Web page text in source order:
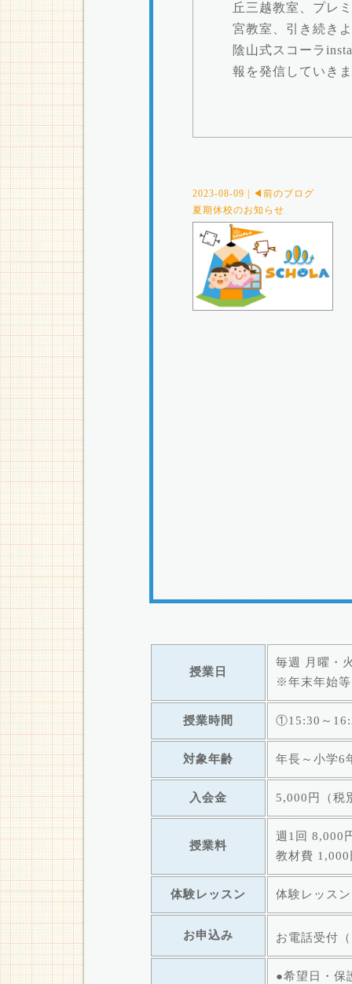
丘三越教室、プレ
宮教室、引き続き
陰山式スコーラ
報を発信していき
2023-08-09 | ◀前のブログ
夏期休校のお知らせ
授業日
毎週 月曜・
※年末年始等
授業時間 ①15:30～
対象年齢 年長～小学6
入会金 5,000円（税
授業料
週1回 8,000
教材費
体験レッスン 体験レッス
お申込み お電話受付
●希望日・保